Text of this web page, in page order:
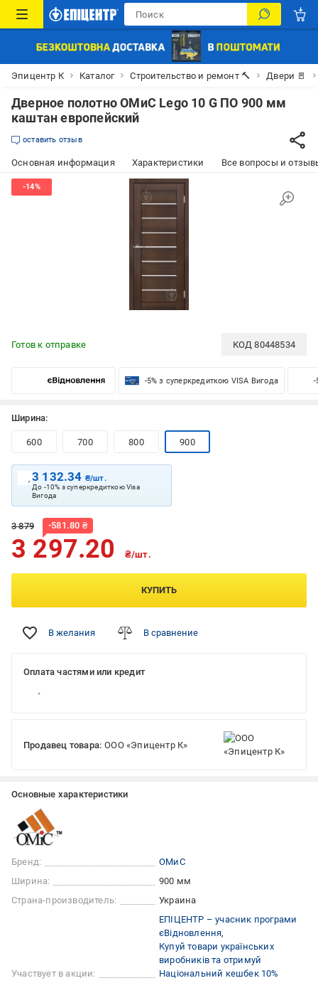
Эпицентр К Каталог Строительство и ремонт 🔨 Двери 🚪
Дверное полотно ОМиС Lego 10 G ПО 900 мм
каштан европейский
оставить отзыв
Основная информация Характеристики Все вопросы и
Готов к отправке КОД80448534
-5% з суперкредиткою VISA Вигода -
Ширина:
600 700 800 900
3 132.34 ₴/шт.
До -10% з суперкредиткою Visa
Вигода
3 879 -581.80 ₴
3 297.20 ₴/шт.
КУПИТЬ
В желания В сравнение
Оплата частями или кредит
Продавец товара: ООО «Эпицентр К»
Основные характеристики
Бренд:
ОМиС
Ширина:
900 мм
Страна-производитель:
Украина
Участвует в акции:
ЕПІЦЕНТР – учасник програми
єВідновлення
Купуй товари українських
виробників та отримуй
Національний кешбек 10%